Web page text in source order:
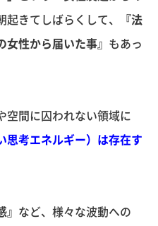
きてしばらくして、
『法
性から届いた事』 もあっ
空間に囚われない領域に
思考エネルギー）は存在す
など、様々な波動への